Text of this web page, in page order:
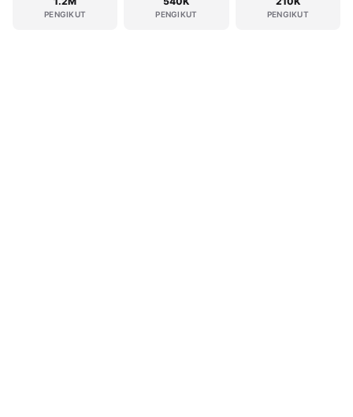
PENGIKUT PENGIKUT PENGIKUT